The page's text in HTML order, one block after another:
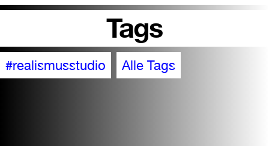
Tags
#realismusstudio Alle Tags